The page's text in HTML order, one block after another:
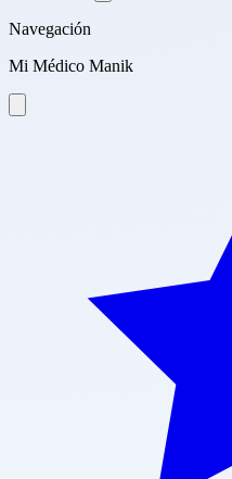
Navegación
Mi Médico Manik